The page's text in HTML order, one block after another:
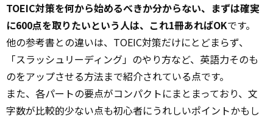
TOEIC対策を何から始めるべきか分からない、まずは確実
に600点を取りたいという人は、これ1冊あればOKです。
他の参考書との違いは、TOEIC対策だけにとどまらず、
「スラッシュリーディング」のやり方など、英語力そのも
のをアップさせる方法まで紹介されている点です。
また、各パートの要点がコンパクトにまとまっており、文
字数が比較的少ない点も初心者にうれしいポイントかもし